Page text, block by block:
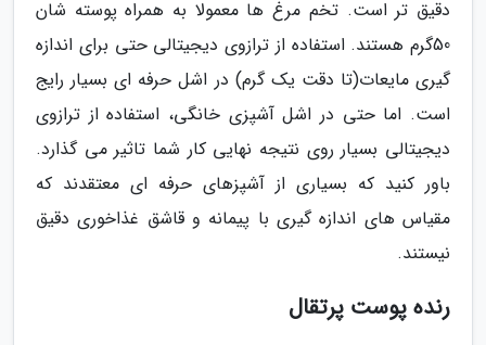
دقیق تر است. تخم مرغ ها معمولا به همراه پوسته شان
50گرم هستند. استفاده از ترازوی دیجیتالی حتی برای اندازه
گیری مایعات(تا دقت یک گرم) در اشل حرفه ای بسیار رایج
است. اما حتی در اشل آشپزی خانگی، استفاده از ترازوی
دیجیتالی بسیار روی نتیجه نهایی کار شما تاثیر می گذارد.
باور کنید که بسیاری از آشپزهای حرفه ای معتقدند که
مقیاس های اندازه گیری با پیمانه و قاشق غذاخوری دقیق
نیستند.
رنده پوست پرتقال